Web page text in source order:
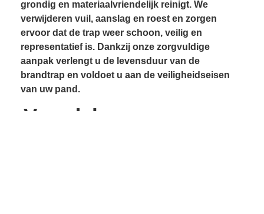
grondig en materiaalvriendelijk reinigt. We
verwijderen vuil, aanslag en roest en zorgen
ervoor dat de trap weer schoon, veilig en
representatief is. Dankzij onze zorgvuldige
aanpak verlengt u de levensduur van de
brandtrap en voldoet u aan de veiligheidseisen
van uw pand.
Voordelen